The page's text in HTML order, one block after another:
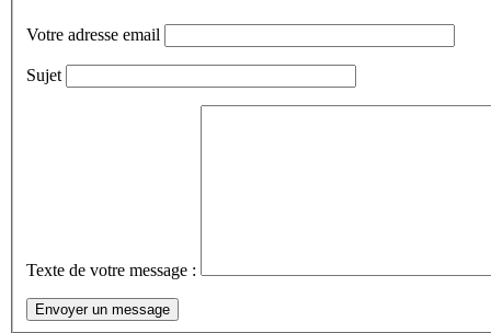
Votre adresse email
Sujet
Texte de votre message :